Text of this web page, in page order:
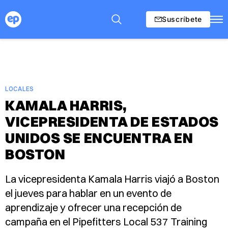
Suscríbete
LOCALES
KAMALA HARRIS,
VICEPRESIDENTA DE ESTADOS
UNIDOS SE ENCUENTRA EN
BOSTON
La vicepresidenta Kamala Harris viajó a Boston
el jueves para hablar en un evento de
aprendizaje y ofrecer una recepción de
campaña en el Pipefitters Local 537 Training